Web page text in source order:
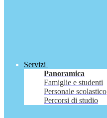
Servizi
Panoramica
Famiglie e studenti
Personale scolastico
Percorsi di studio